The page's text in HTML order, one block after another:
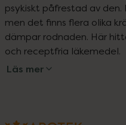
psykiskt påfrestad av
men det finns flera olika
dämpar rodnaden. Här
och receptfria läkemedel.
Läs mer